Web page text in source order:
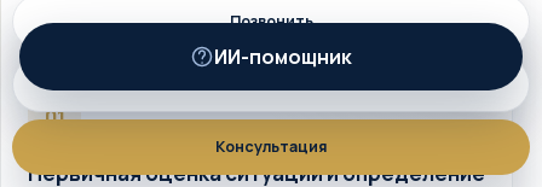
Что входит в услугу
01
Первичная оценка ситуации и определение
Позвонить
Консультация
ИИ
ИИ-помощник